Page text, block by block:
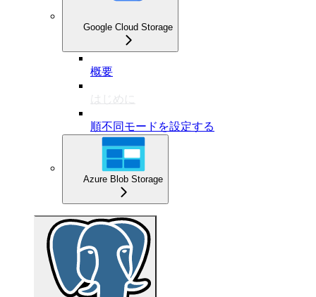
Google Cloud Storage
概要
はじめに
順不同モードを設定する
Azure Blob Storage